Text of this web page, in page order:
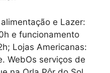
e Lazer:
e funcionamento
Lojas Americanas:
WebOs serviços de